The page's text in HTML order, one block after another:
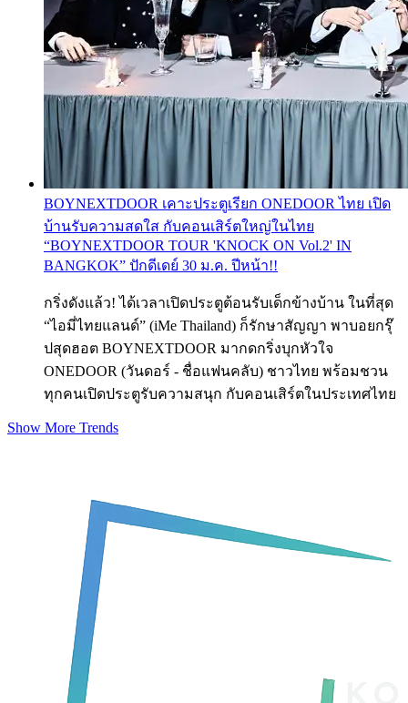
BOYNEXTDOOR เคาะประตูเรียก ONEDOOR ไทย เปิด
บ้านรับความสดใส กับคอนเสิร์ตใหญ่ในไทย
“BOYNEXTDOOR TOUR 'KNOCK ON Vol.2' IN
BANGKOK” ปักดีเดย์ 30 ม.ค. ปีหน้า!!
กริ่งดังแล้ว! ได้เวลาเปิดประตูต้อนรับเด็กข้างบ้าน ในที่สุด
“ไอมี่ไทยแลนด์” (iMe Thailand) ก็รักษาสัญญา พาบอยกรุ๊
ปสุดฮอต BOYNEXTDOOR มากดกริ่งบุกหัวใจ
ONEDOOR (วันดอร์ - ชื่อแฟนคลับ) ชาวไทย พร้อมชวน
ทุกคนเปิดประตูรับความสนุก กับคอนเสิร์ตในประเทศไทย
Show More Trends